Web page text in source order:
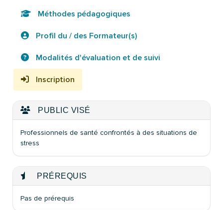
Méthodes pédagogiques
Profil du / des Formateur(s)
Modalités d'évaluation et de suivi
Inscription
PUBLIC VISÉ
Professionnels de santé confrontés à des situations de
stress
PRÉREQUIS
Pas de prérequis